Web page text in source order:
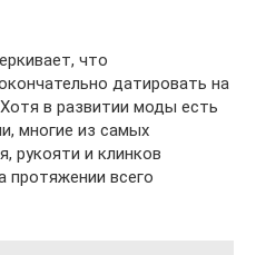
что
датировать на
в развитии моды есть
многие из самых
рукояти и клинков
протяжении всего